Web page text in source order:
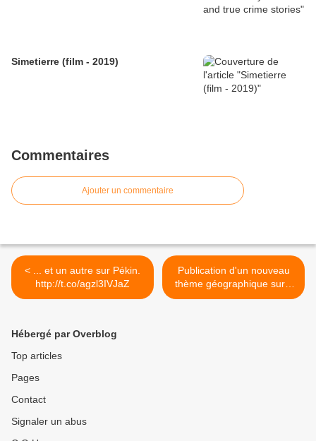
Simetierre (film - 2019)
Commentaires
Ajouter un commentaire
< ... et un autre sur Pékin.
http://t.co/agzl3IVJaZ
Publication d'un nouveau
thème géographique sur...
>
Hébergé par Overblog
Top articles
Pages
Contact
Signaler un abus